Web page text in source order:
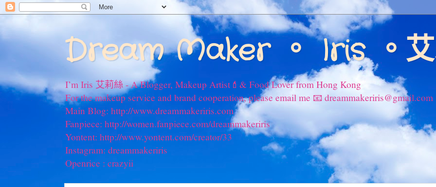
Dream Maker 。 Iris 。
I’m Iris 艾莉絲 - A Blogger, Makeup Artist💄& Food Lover from Hong Kong
For the makeup service and brand cooperation, please email me 📧 dreammakeriris@gmail.com
Main Blog: http://www.dreammakeriris.com
Fanpiece: http://women.fanpiece.com/dreammakeriris
Yontent: http://www.yontent.com/creator/33
Instagram: dreammakeriris
Openrice : crazyii